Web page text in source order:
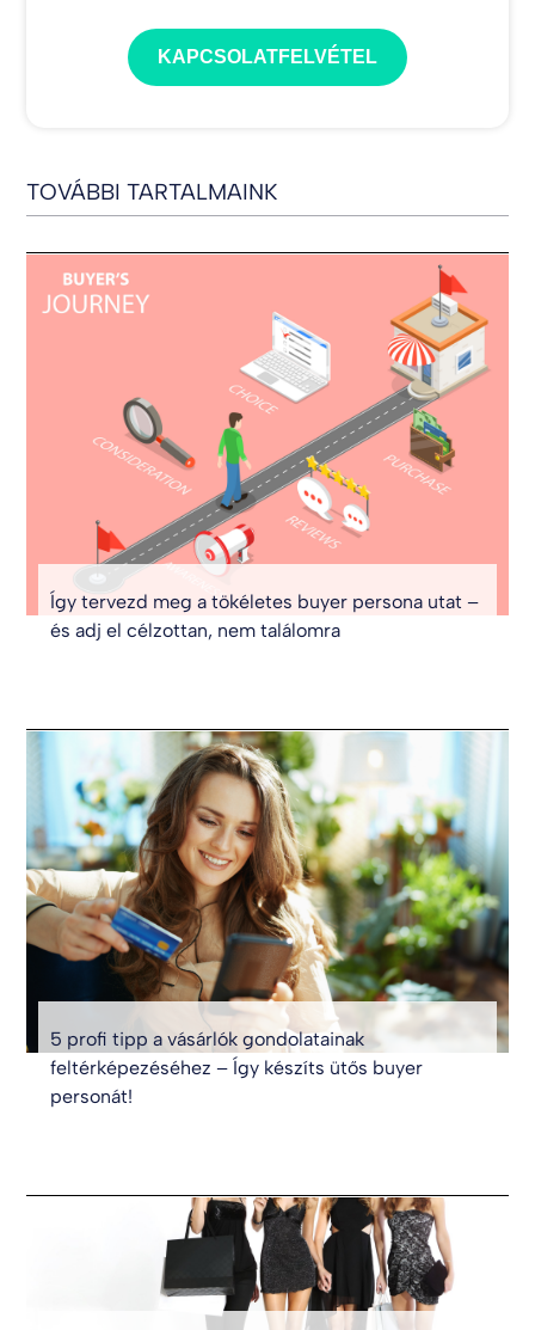
KAPCSOLATFELVÉTEL
TOVÁBBI TARTALMAINK
Így tervezd meg a tökéletes buyer persona utat –
és adj el célzottan, nem találomra
5 profi tipp a vásárlók gondolatainak
feltérképezéséhez – Így készíts ütős buyer
personát!